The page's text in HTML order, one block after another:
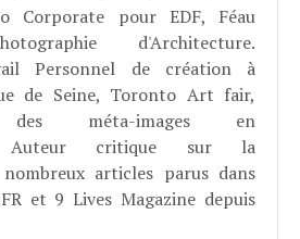
Corporate pour EDF, Féau
d'Architecture.
Personnel de création à
de Seine, Toronto Art fair,
des méta-images en
Auteur critique sur la
articles parus dans
et 9 Lives Magazine depuis